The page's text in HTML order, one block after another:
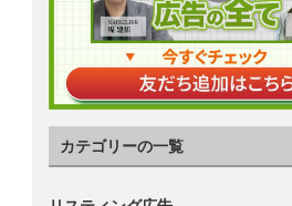
カテゴリーの一覧